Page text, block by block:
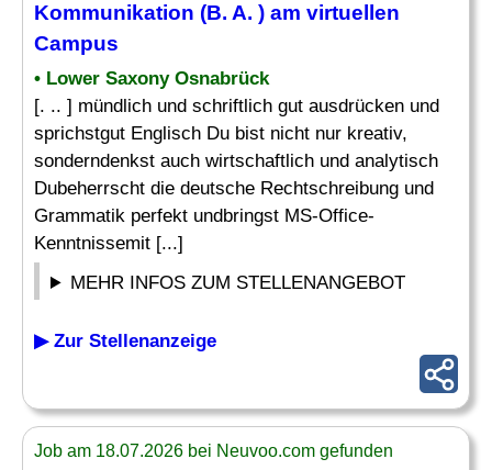
Kommunikation (B. A. ) am virtuellen
Campus
• Lower Saxony Osnabrück
[. .. ] mündlich und schriftlich gut ausdrücken und
sprichstgut Englisch Du bist nicht nur kreativ,
sonderndenkst auch wirtschaftlich und analytisch
Dubeherrscht die deutsche Rechtschreibung und
Grammatik perfekt undbringst MS-Office-
Kenntnissemit [...]
MEHR INFOS ZUM STELLENANGEBOT
▶ Zur Stellenanzeige
Job am 18.07.2026 bei Neuvoo.com gefunden